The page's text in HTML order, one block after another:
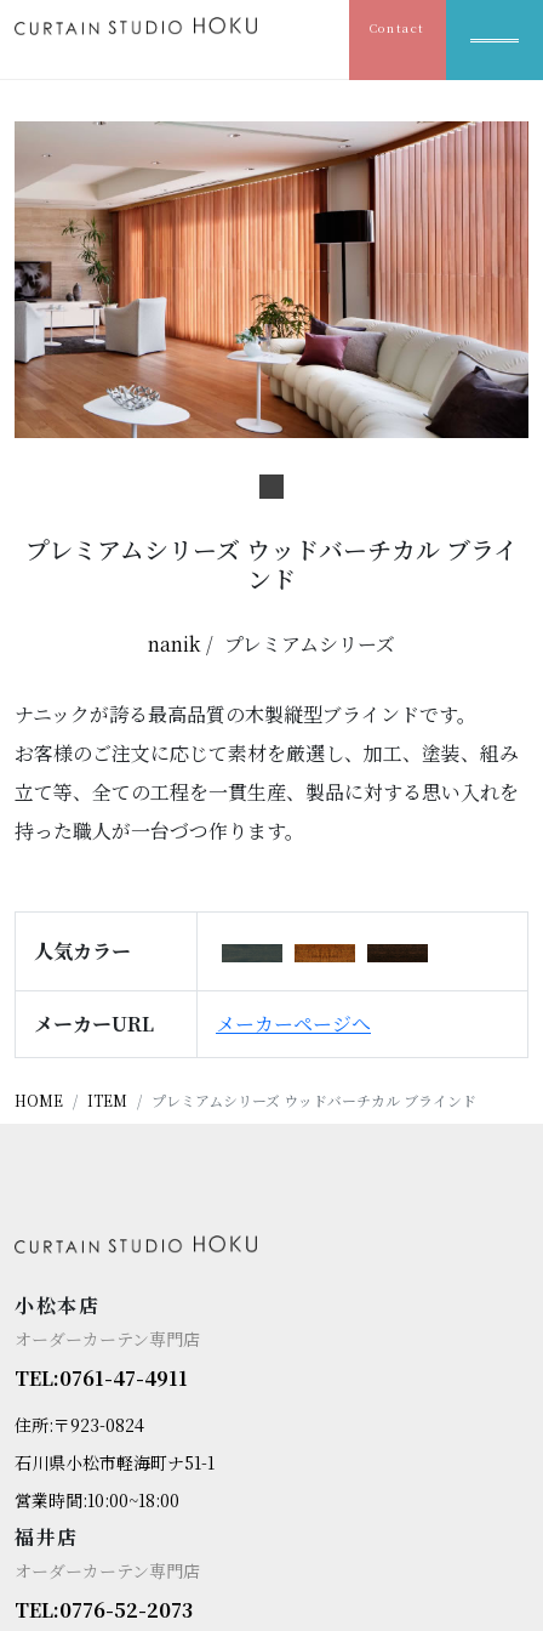
Contact
プレミアムシリーズ ウッドバーチカル ブライ
ンド
nanik プレミアムシリーズ
ナニックが誇る最高品質の木製縦型ブラインドです。
お客様のご注文に応じて素材を厳選し、加工、塗装、組み
立て等、全ての工程を一貫生産、製品に対する思い入れを
持った職人が一台づつ作ります。
人気カラー
メーカーURL メーカーページへ
HOME ITEM プレミアムシリーズ ウッドバーチカル ブラインド
小松本店
オーダーカーテン専門店
TEL:0761-47-4911
住所:〒923-0824
石川県小松市軽海町ナ51-1
営業時間:10:00~18:00
福井店
オーダーカーテン専門店
TEL:0776-52-2073